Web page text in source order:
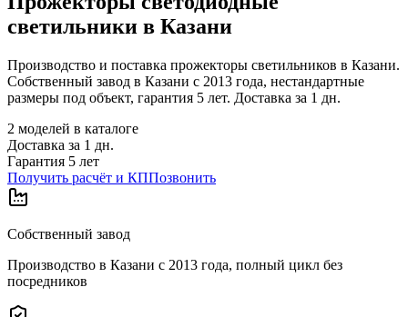
светильники в Казани
Производство и поставка прожекторы светильников в Казани.
Собственный завод в Казани с 2013 года, нестандартные
размеры под объект, гарантия 5 лет. Доставка за 1 дн.
2 моделей в каталоге
Доставка за 1 дн.
Гарантия 5 лет
Получить расчёт и КППозвонить
Собственный завод
Производство в Казани с 2013 года, полный цикл без
посредников